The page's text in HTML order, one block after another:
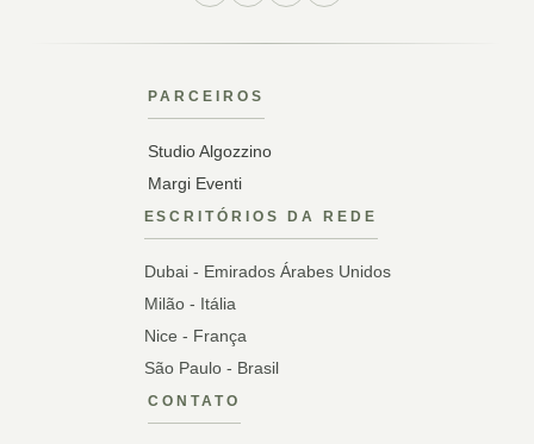
PARCEIROS
Studio Algozzino
Margi Eventi
ESCRITÓRIOS DA REDE
Dubai - Emirados Árabes Unidos
Milão - Itália
Nice - França
São Paulo - Brasil
CONTATO